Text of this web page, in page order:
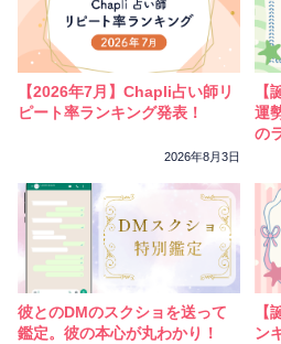
【2026年7月】Chapli占い師リ
ピート率ランキング発表！
2026年8月3日
【
運
の
彼とのDMのスクショを送って
鑑定。彼の本心が丸わかり！
【
ン